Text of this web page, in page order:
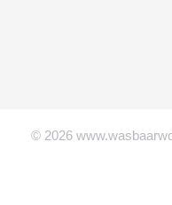
© 2026